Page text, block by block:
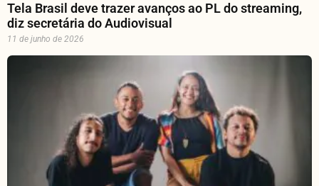
Tela Brasil deve trazer avanços ao PL do streaming,
diz secretária do Audiovisual
11 de junho de 2026